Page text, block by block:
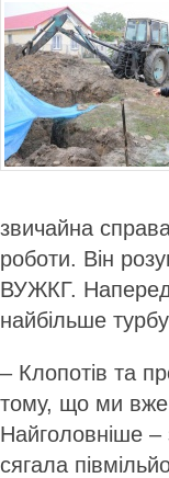
звичайна
роботи. Він
ВУЖКГ.
найбільше
– Клопотів та
тому, що ми вже
Найголовніше –
сягала